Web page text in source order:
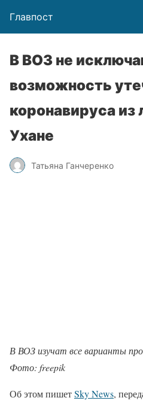
Главпост
В ВОЗ не
возможность
коронавируса из
Ухане
Татьяна Ганчеренко
В ВОЗ изучат все варианты
Фото: freepik
Об этом пишетSky News,